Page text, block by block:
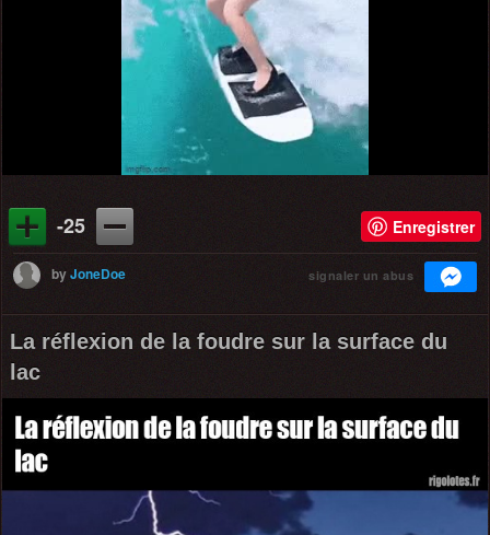
Video
-25 Enregistrer
byJoneDoe signaler un abus
La réflexion de la foudre sur la surface du
lac